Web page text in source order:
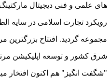
های علمی و فنی دیجیتال
رویکرد تجارت اسلامی در سایه
مجموعه گردید. افتتاح
شرق کشور و توسعه اپلیکیشن
"شگفت انگیز" هم اکنون افتخار